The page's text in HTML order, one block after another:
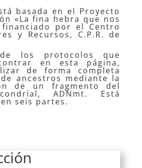
basada en el Proyecto
«La fina hebra que nos
por el Centro
y Recursos, C.P.R. de
los protocolos que
en esta página,
de forma completa
ancestros mediante la
de un fragmento del
ADNmt. Está
seis partes.